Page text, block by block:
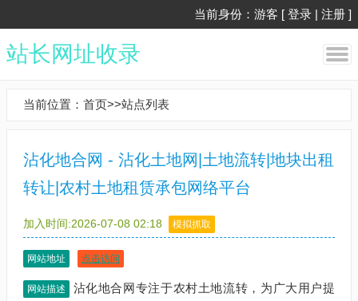
当前身份：游客 [ 登录 | 注册 ]
站长网址收录
当前位置： 首页>>站点列表
沾化地合网 - 沾化土地网|土地流转|地块出租
转让|农村土地租赁承包网络平台
加入时间:2026-07-08 02:18 模拟抓取
网站地址 点击访问
网站描述
沾化地合网专注于农村土地流转，为广大用户提